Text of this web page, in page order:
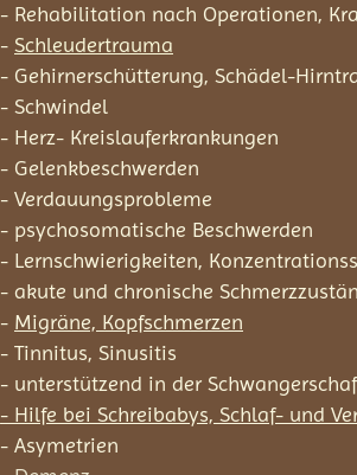
- Rehabilitation nach Operationen,
- Schleudertrauma
- Gehirnerschütterung, Schädel-
- Schwindel
- Herz- Kreislauferkrankungen
- Gelenkbeschwerden
- Verdauungsprobleme
- psychosomatische Beschwerden
- Lernschwierigkeiten,
- akute und chronische
- Migräne, Kopfschmerzen
- Tinnitus, Sinusitis
- unterstützend in der
- Hilfe bei Schreibabys, Schlaf- und
- Asymetrien